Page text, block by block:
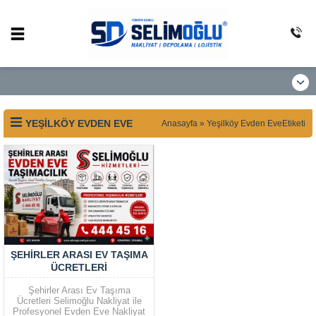
YEŞILKÖY EVDEN EVE Anasayfa » Yeşilköy Evden EveEtiketi
ŞEHIRLER ARASI EV TAŞIMA
ÜCRETLERI
Şehirler Arası Ev Taşıma
Ücretleri Selimoğlu Nakliyat ile
Profesyonel Evden Eve Nakliyat